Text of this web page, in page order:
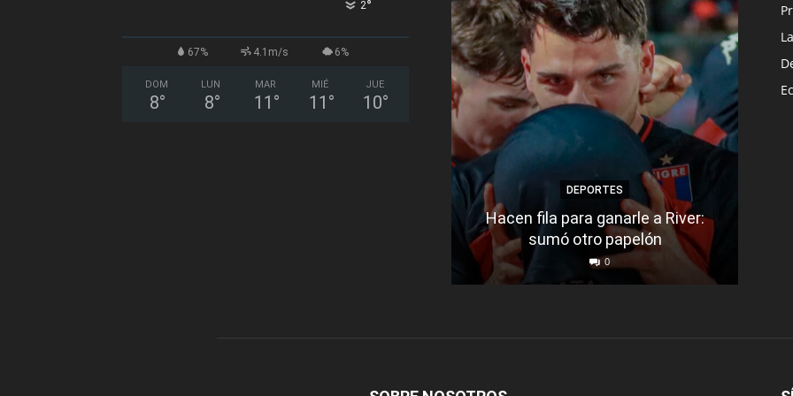
2°
67% 4.1m/s 6%
DOM
8°
LUN
8°
MAR
11 °
MIÉ
11 °
JUE
10°
DEPORTES
Hacen fila para ganarle a River:
sumó otro papelón
0